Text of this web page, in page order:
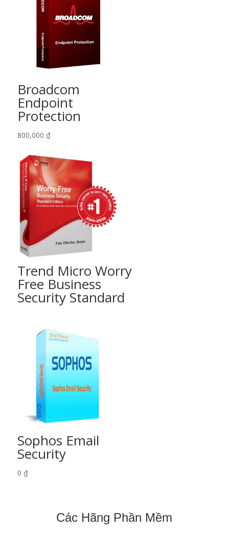
Broadcom
Endpoint
Protection
800,000 ₫
Trend Micro Worry
Free Business
Security Standard
Sophos Email
Security
0 ₫
Các Hãng Phần Mềm